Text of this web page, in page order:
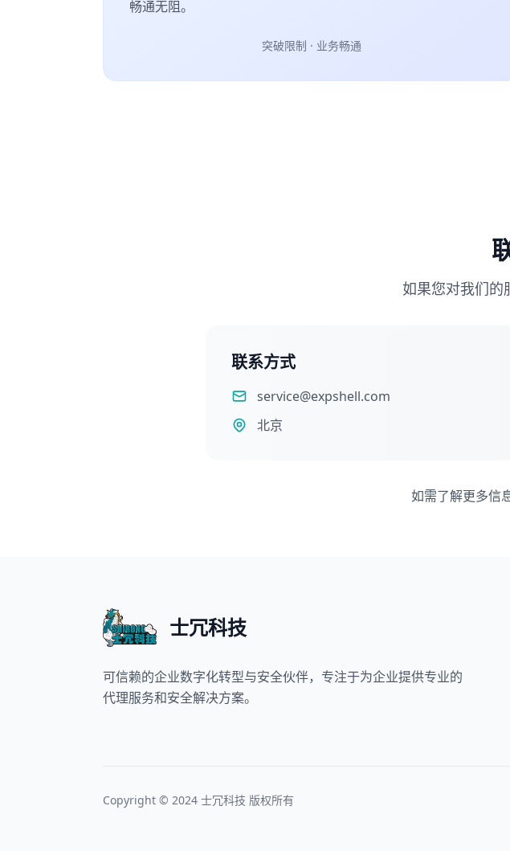
畅通无阻。
突破限制 · 业务畅通
如果您对我们的
联系方式
service@expshell.com
北京
如需了解更多信
士冗科技
可信赖的企业数字化转型与安全伙伴，专注于为企业提供专业的
代理服务和安全解决方案。
Copyright © 2024 士冗科技 版权所有